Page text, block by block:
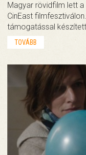
Magyar rövidfilm lett
CinEast
támogatással
TOVÁBB